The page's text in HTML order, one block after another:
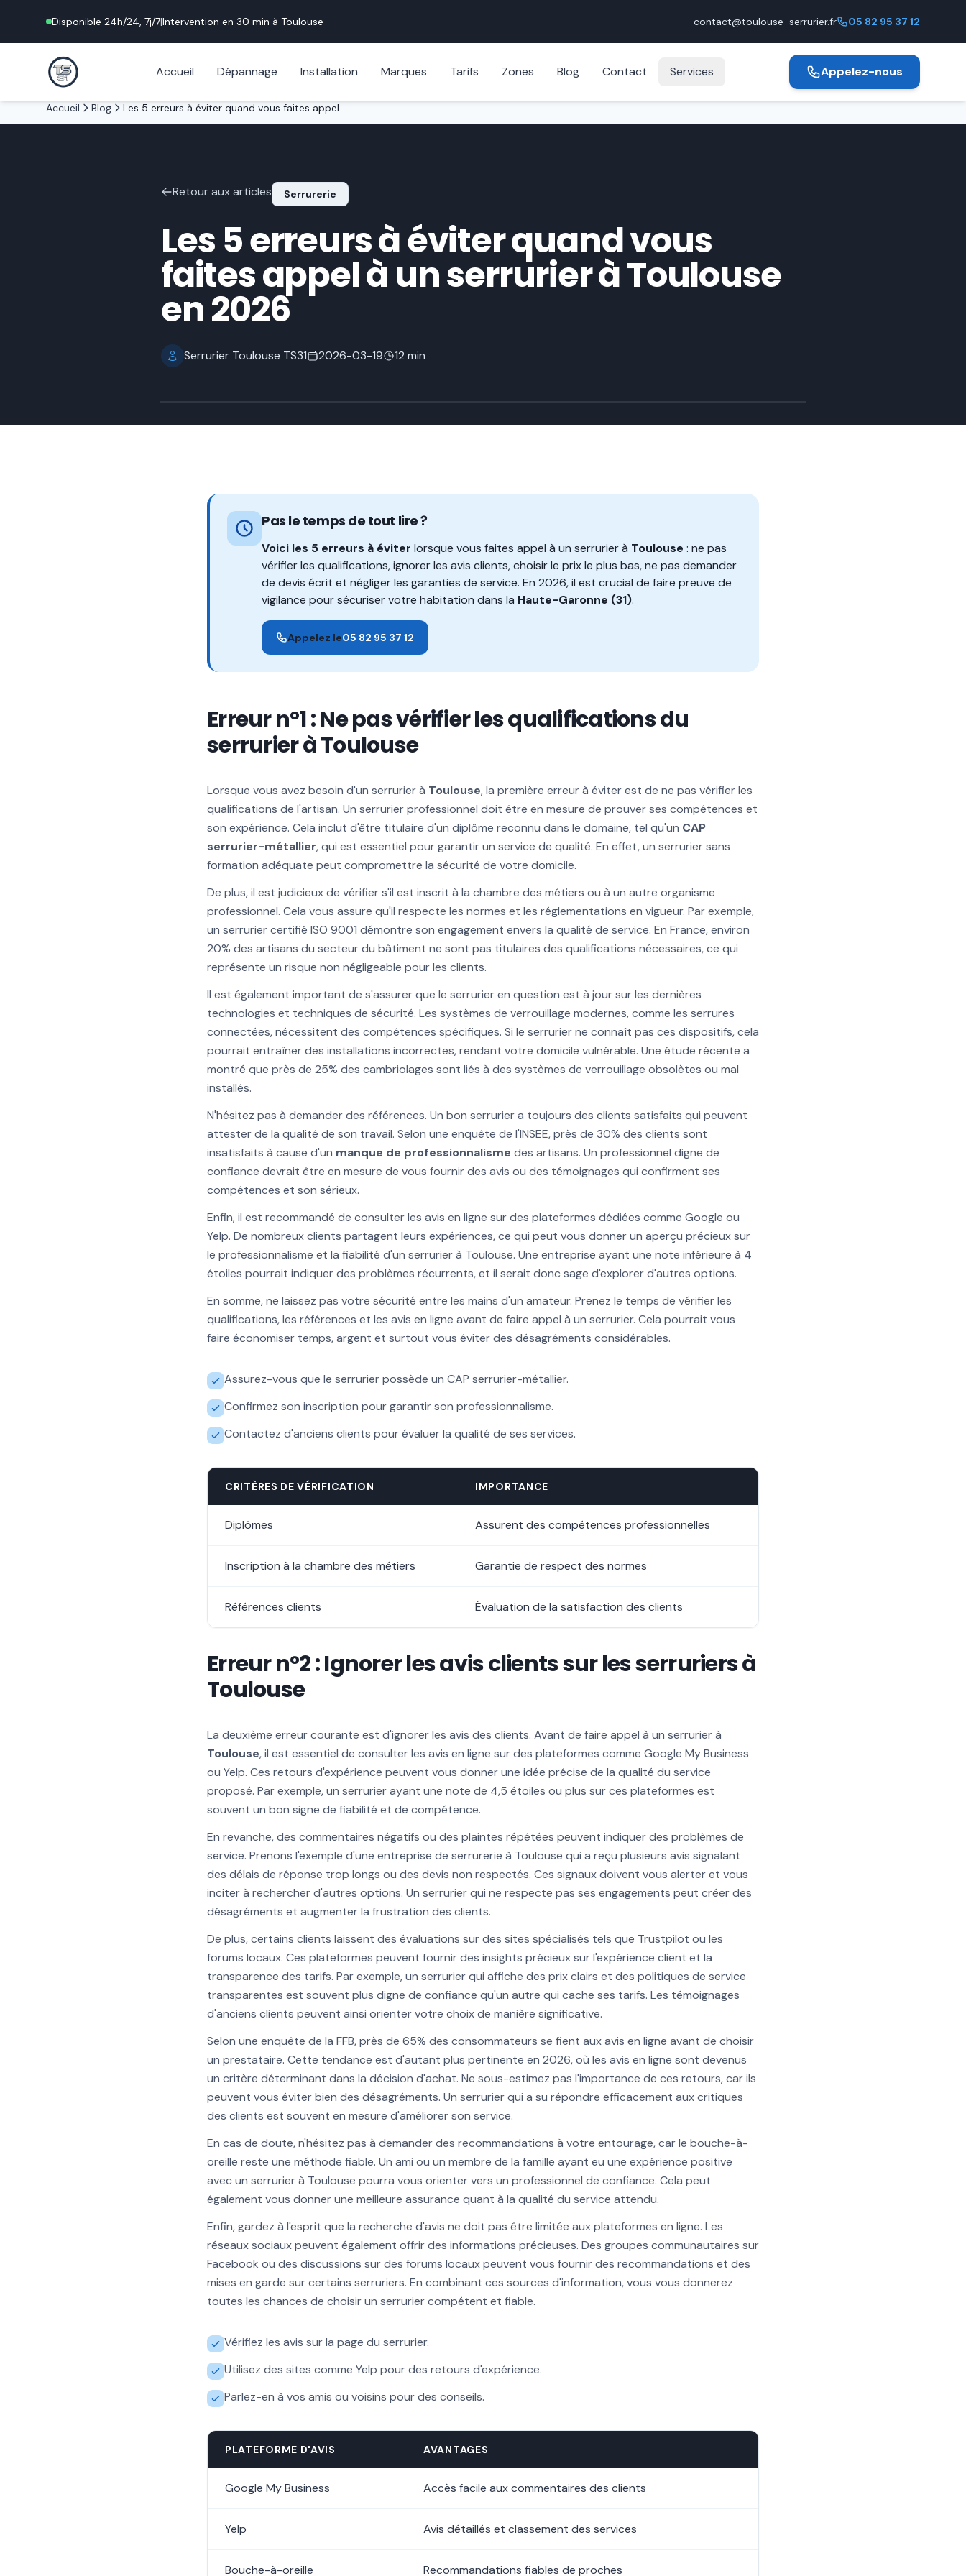
Disponible 24h/24, 7j/7|Intervention en 30 min à Toulouse contact@toulouse-serrurier.fr 05 82 95 37 12
Accueil Dépannage Installation Marques Tarifs Zones Blog Contact Services Appelez-nous
Accueil Blog Les 5 erreurs à éviter quand vous faites appel à un serrurier à Toulouse en 2026
Retour aux articles Serrurerie
Les 5 erreurs à éviter quand vous
faites appel à un serrurier à Toulouse
en 2026
Serrurier Toulouse TS31 2026-03-19 12 min
Pas le temps de tout lire ?
Voici les 5 erreurs à éviter lorsque vous faites appel à un serrurier à Toulouse : ne pas
vérifier les qualifications, ignorer les avis clients, choisir le prix le plus bas, ne pas demander
de devis écrit et négliger les garanties de service. En 2026, il est crucial de faire preuve de
vigilance pour sécuriser votre habitation dans la Haute-Garonne (31).
Appelez le05 82 95 37 12
Erreur n°1 : Ne pas vérifier les qualifications du
serrurier à Toulouse
Lorsque vous avez besoin d'un serrurier à Toulouse, la première erreur à éviter est de ne pas vérifier les
qualifications de l'artisan. Un serrurier professionnel doit être en mesure de prouver ses compétences et
son expérience. Cela inclut d'être titulaire d'un diplôme reconnu dans le domaine, tel qu'un CAP
serrurier-métallier, qui est essentiel pour garantir un service de qualité. En effet, un serrurier sans
formation adéquate peut compromettre la sécurité de votre domicile.
De plus, il est judicieux de vérifier s'il est inscrit à la chambre des métiers ou à un autre organisme
professionnel. Cela vous assure qu'il respecte les normes et les réglementations en vigueur. Par exemple,
un serrurier certifié ISO 9001 démontre son engagement envers la qualité de service. En France, environ
20% des artisans du secteur du bâtiment ne sont pas titulaires des qualifications nécessaires, ce qui
représente un risque non négligeable pour les clients.
Il est également important de s'assurer que le serrurier en question est à jour sur les dernières
technologies et techniques de sécurité. Les systèmes de verrouillage modernes, comme les serrures
connectées, nécessitent des compétences spécifiques. Si le serrurier ne connaît pas ces dispositifs, cela
pourrait entraîner des installations incorrectes, rendant votre domicile vulnérable. Une étude récente a
montré que près de 25% des cambriolages sont liés à des systèmes de verrouillage obsolètes ou mal
installés.
N'hésitez pas à demander des références. Un bon serrurier a toujours des clients satisfaits qui peuvent
attester de la qualité de son travail. Selon une enquête de l'INSEE, près de 30% des clients sont
insatisfaits à cause d'un manque de professionnalisme des artisans. Un professionnel digne de
confiance devrait être en mesure de vous fournir des avis ou des témoignages qui confirment ses
compétences et son sérieux.
Enfin, il est recommandé de consulter les avis en ligne sur des plateformes dédiées comme Google ou
Yelp. De nombreux clients partagent leurs expériences, ce qui peut vous donner un aperçu précieux sur
le professionnalisme et la fiabilité d'un serrurier à Toulouse. Une entreprise ayant une note inférieure à 4
étoiles pourrait indiquer des problèmes récurrents, et il serait donc sage d'explorer d'autres options.
En somme, ne laissez pas votre sécurité entre les mains d'un amateur. Prenez le temps de vérifier les
qualifications, les références et les avis en ligne avant de faire appel à un serrurier. Cela pourrait vous
faire économiser temps, argent et surtout vous éviter des désagréments considérables.
Assurez-vous que le serrurier possède un CAP serrurier-métallier.
Confirmez son inscription pour garantir son professionnalisme.
Contactez d'anciens clients pour évaluer la qualité de ses services.
CRITÈRES DE VÉRIFICATION IMPORTANCE
Diplômes Assurent des compétences professionnelles
Inscription à la chambre des métiers Garantie de respect des normes
Références clients Évaluation de la satisfaction des clients
Erreur n°2 : Ignorer les avis clients sur les serruriers à
Toulouse
La deuxième erreur courante est d'ignorer les avis des clients. Avant de faire appel à un serrurier à
Toulouse, il est essentiel de consulter les avis en ligne sur des plateformes comme Google My Business
ou Yelp. Ces retours d'expérience peuvent vous donner une idée précise de la qualité du service
proposé. Par exemple, un serrurier ayant une note de 4,5 étoiles ou plus sur ces plateformes est
souvent un bon signe de fiabilité et de compétence.
En revanche, des commentaires négatifs ou des plaintes répétées peuvent indiquer des problèmes de
service. Prenons l'exemple d'une entreprise de serrurerie à Toulouse qui a reçu plusieurs avis signalant
des délais de réponse trop longs ou des devis non respectés. Ces signaux doivent vous alerter et vous
inciter à rechercher d'autres options. Un serrurier qui ne respecte pas ses engagements peut créer des
désagréments et augmenter la frustration des clients.
De plus, certains clients laissent des évaluations sur des sites spécialisés tels que Trustpilot ou les
forums locaux. Ces plateformes peuvent fournir des insights précieux sur l'expérience client et la
transparence des tarifs. Par exemple, un serrurier qui affiche des prix clairs et des politiques de service
transparentes est souvent plus digne de confiance qu'un autre qui cache ses tarifs. Les témoignages
d'anciens clients peuvent ainsi orienter votre choix de manière significative.
Selon une enquête de la FFB, près de 65% des consommateurs se fient aux avis en ligne avant de choisir
un prestataire. Cette tendance est d'autant plus pertinente en 2026, où les avis en ligne sont devenus
un critère déterminant dans la décision d'achat. Ne sous-estimez pas l'importance de ces retours, car ils
peuvent vous éviter bien des désagréments. Un serrurier qui a su répondre efficacement aux critiques
des clients est souvent en mesure d'améliorer son service.
En cas de doute, n'hésitez pas à demander des recommandations à votre entourage, car le bouche-à-
oreille reste une méthode fiable. Un ami ou un membre de la famille ayant eu une expérience positive
avec un serrurier à Toulouse pourra vous orienter vers un professionnel de confiance. Cela peut
également vous donner une meilleure assurance quant à la qualité du service attendu.
Enfin, gardez à l'esprit que la recherche d'avis ne doit pas être limitée aux plateformes en ligne. Les
réseaux sociaux peuvent également offrir des informations précieuses. Des groupes communautaires sur
Facebook ou des discussions sur des forums locaux peuvent vous fournir des recommandations et des
mises en garde sur certains serruriers. En combinant ces sources d'information, vous vous donnerez
toutes les chances de choisir un serrurier compétent et fiable.
Vérifiez les avis sur la page du serrurier.
Utilisez des sites comme Yelp pour des retours d'expérience.
Parlez-en à vos amis ou voisins pour des conseils.
PLATEFORME D'AVIS AVANTAGES
Google My Business Accès facile aux commentaires des clients
Yelp Avis détaillés et classement des services
Bouche-à-oreille Recommandations fiables de proches